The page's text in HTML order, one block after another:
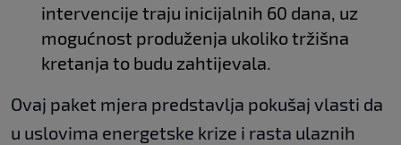
intervencije traju inicijalnih 60 dana, uz
mogućnost produženja ukoliko tržišna
kretanja to budu zahtijevala.
Ovaj paket mjera predstavlja pokušaj vlasti da
u uslovima energetske krize i rasta ulaznih